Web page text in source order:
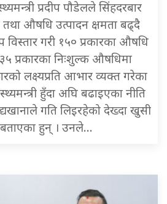
प्रदीप पौडेलले सिंहदरबार
तथा औषधि उत्पादन क्षमता बढ्दै
गरी १५० प्रकारका औषधि
प्रकारका निःशुल्क औषधिमा
लक्ष्यप्रति आभार व्यक्त गरेका
हुँदा अघि बढाइएका नीति
गति लिइरहेको देख्दा खुसी
हुन् । उनले…